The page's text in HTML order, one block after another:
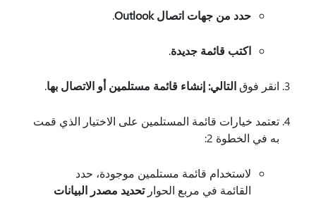
حدد من جهات اتصال Outlook .
اكتب قائمة جديدة.
انقر فوق التالي: إنشاء قائمة مستلمين أو الاتصال بها.
تعتمد خيارات قائمة المستلمين على الاختيار الذي قمت
به في الخطوة 2:
لاستخدام قائمة مستلمين موجودة، حدد
القائمة في مربع الحوارتحديد مصدر البيانات